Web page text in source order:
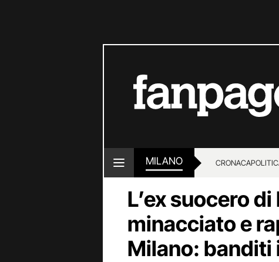
MILANO CRONACA
L’ex suocero
minacciato e
Milano: banditi